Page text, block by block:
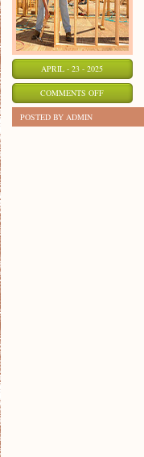
APRIL - 23 - 2025
COMMENTS OFFON
POSTED BY ADMIN